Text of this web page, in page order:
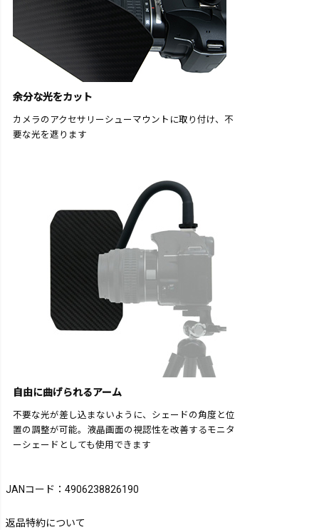
余分な光をカット
カメラのアクセサリーシューマウントに取り付け、不
要な光を遮ります
自由に曲げられるアーム
不要な光が差し込まないように、シェードの角度と位
置の調整が可能。液晶画面の視認性を改善するモニタ
ーシェードとしても使用できます
JANコード：4906238826190
返品特約について